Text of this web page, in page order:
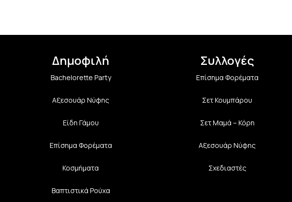
Δημοφιλή
Bachelorette Party
Αξεσουάρ Νύφης
Είδη Γάμου
Επίσημα Φορέματα
Κοσμήματα
Βαπτιστικά Ρούχα
Συλλογές
Επίσημα Φορέματα
Σετ Κουμπάρου
Σετ Μαμά – Κόρη
Αξεσουάρ Νύφης
Σχεδιαστές